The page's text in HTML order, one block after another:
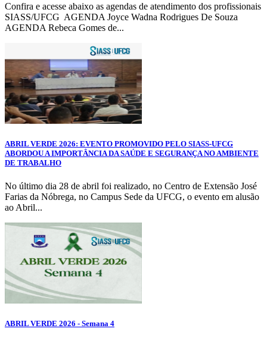
Confira e acesse abaixo as agendas de atendimento dos profissionais
SIASS/UFCG AGENDA Joyce Wadna Rodrigues De Souza
AGENDA Rebeca Gomes de...
ABRIL VERDE 2026: EVENTO PROMOVIDO PELO SIASS-UFCG
ABORDOU A IMPORTÂNCIA DA SAÚDE E SEGURANÇA NO AMBIENTE
DE TRABALHO
No último dia 28 de abril foi realizado, no Centro de Extensão José
Farias da Nóbrega, no Campus Sede da UFCG, o evento em alusão
ao Abril...
ABRIL VERDE 2026 - Semana 4